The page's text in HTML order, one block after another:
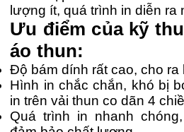
lượng ít, quá trình in diễn ra
Ưu điểm của kỹ
áo thun:
Độ bám dính rất cao, cho ra
Hình in chắc chắn, khó bị
in trên vải thun co dãn 4
Quá trình in nhanh